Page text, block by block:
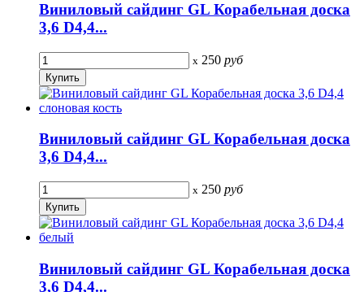
Виниловый сайдинг GL Корабельная доска
3,6 D4,4...
x 250 руб
Виниловый сайдинг GL Корабельная доска
3,6 D4,4...
x 250 руб
Виниловый сайдинг GL Корабельная доска
3,6 D4,4...